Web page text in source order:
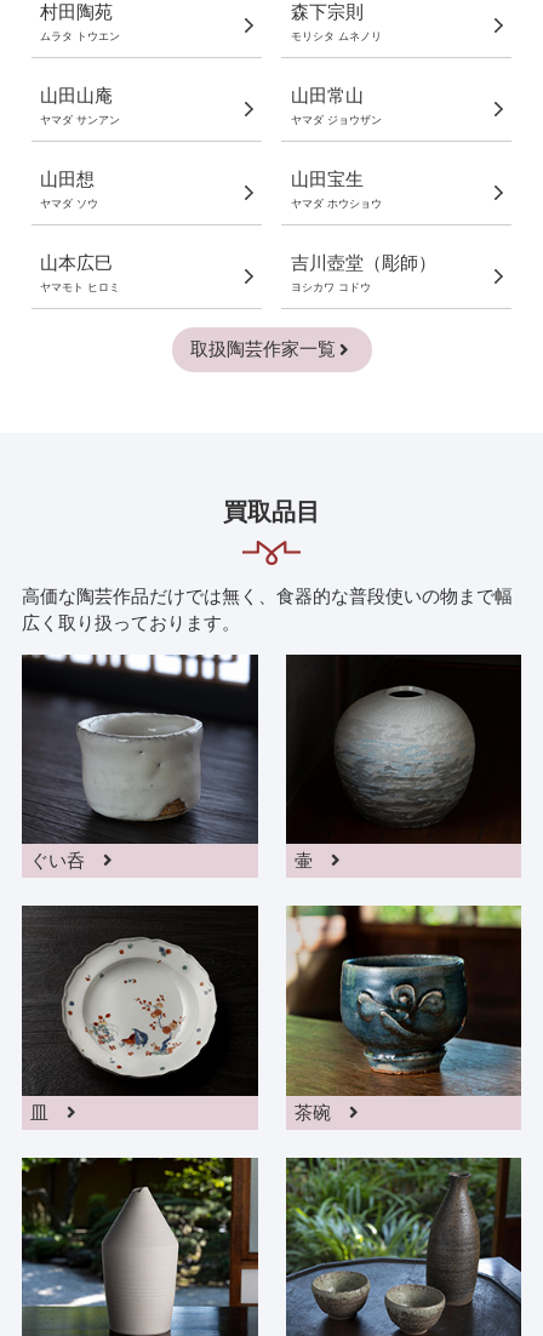
村田陶苑
ムラタ トウエン
森下宗則
モリシタ ムネノリ
山田山庵
ヤマダ サンアン
山田常山
ヤマダ ジョウザン
山田想
ヤマダ ソウ
山田宝生
ヤマダ ホウショウ
山本広巳
ヤマモト ヒロミ
吉川壺堂（彫師）
ヨシカワ コドウ
取扱陶芸作家一覧
買取品目
高価な陶芸作品だけでは無く、食器的な普段使いの物まで幅
広く取り扱っております。
ぐい呑 壷
皿 茶碗